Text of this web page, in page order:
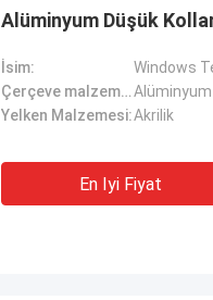
Alüminyum Düşük
İsim:
Windows
Çerçeve malzemesi:Alüminyum
Yelken Malzemesi:Akrilik
En Iyi Fiyat